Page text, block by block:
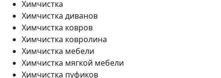
Химчистка
Химчистка диванов
Химчистка ковров
Химчистка ковролина
Химчистка мебели
Химчистка мягкой мебели
Химчистка пуфиков